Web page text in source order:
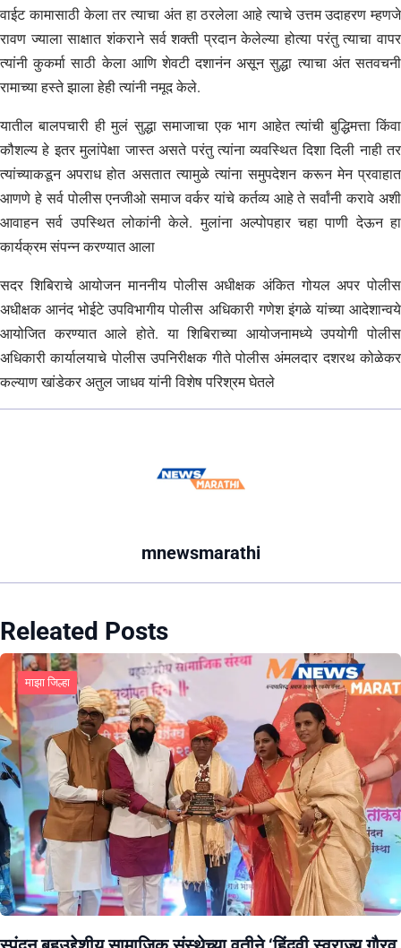
वाईट कामासाठी केला तर त्याचा अंत हा ठरलेला आहे त्याचे उत्तम उदाहरण म्हणजे
रावण ज्याला साक्षात शंकराने सर्व शक्ती प्रदान केलेल्या होत्या परंतु त्याचा वापर
त्यांनी कुकर्मा साठी केला आणि शेवटी दशानंन असून सुद्धा त्याचा अंत सतवचनी
रामाच्या हस्ते झाला हेही त्यांनी नमूद केले.
यातील बालपचारी ही मुलं सुद्धा समाजाचा एक भाग आहेत त्यांची बुद्धिमत्ता किंवा
कौशल्य हे इतर मुलांपेक्षा जास्त असते परंतु त्यांना व्यवस्थित दिशा दिली नाही तर
त्यांच्याकडून अपराध होत असतात त्यामुळे त्यांना समुपदेशन करून मेन प्रवाहात
आणणे हे सर्व पोलीस एनजीओ समाज वर्कर यांचे कर्तव्य आहे ते सर्वांनी करावे अशी
आवाहन सर्व उपस्थित लोकांनी केले. मुलांना अल्पोपहार चहा पाणी देऊन हा
कार्यक्रम संपन्न करण्यात आला
सदर शिबिराचे आयोजन माननीय पोलीस अधीक्षक अंकित गोयल अपर पोलीस
अधीक्षक आनंद भोईटे उपविभागीय पोलीस अधिकारी गणेश इंगळे यांच्या आदेशान्वये
आयोजित करण्यात आले होते. या शिबिराच्या आयोजनामध्ये उपयोगी पोलीस
अधिकारी कार्यालयाचे पोलीस उपनिरीक्षक गीते पोलीस अंमलदार दशरथ कोळेकर
कल्याण खांडेकर अतुल जाधव यांनी विशेष परिश्रम घेतले
mnewsmarathi
Releated Posts
माझा जिल्हा